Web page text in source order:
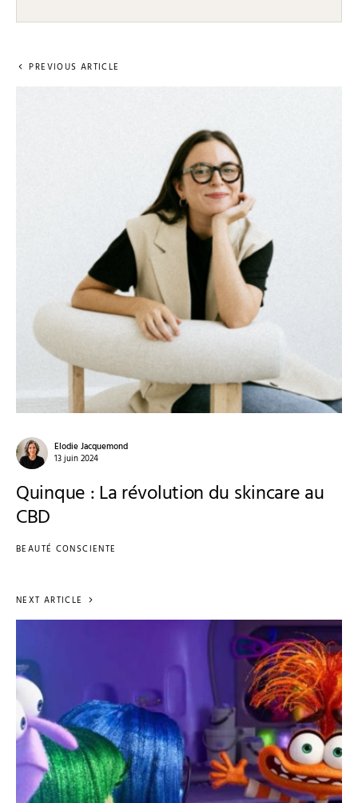
PREVIOUS ARTICLE
Elodie Jacquemond
13 juin 2024
Quinque : La révolution du skincare au
CBD
BEAUTÉ CONSCIENTE
NEXT ARTICLE